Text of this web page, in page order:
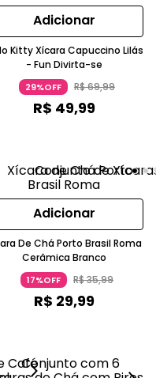
Adicionar
Kitty Xícara Capuccino Lilás
- Fun Divirta-se
29%OFF R$69,99
R$ 49,99
Adicionar
De Chá Porto Brasil Roma
Cerâmica Branco
17%OFF R$35,99
R$ 29,99